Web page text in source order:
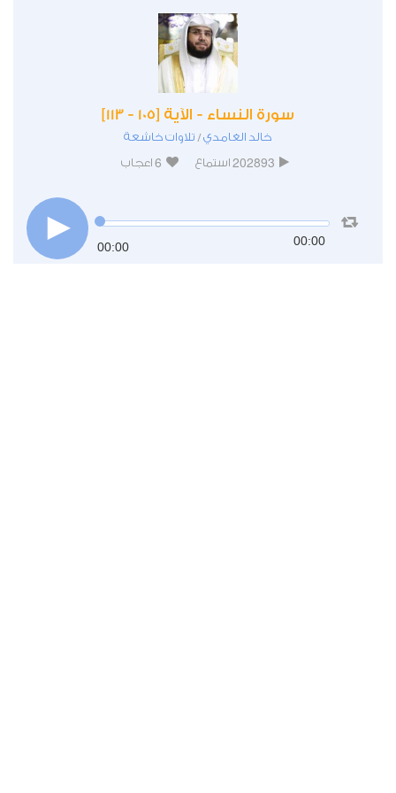
سورة النساء - الآية [105 - 113]
خالد الغامدي/ تلاوات خاشعة
202893 استماع 6 اعجاب
00:00 00:00